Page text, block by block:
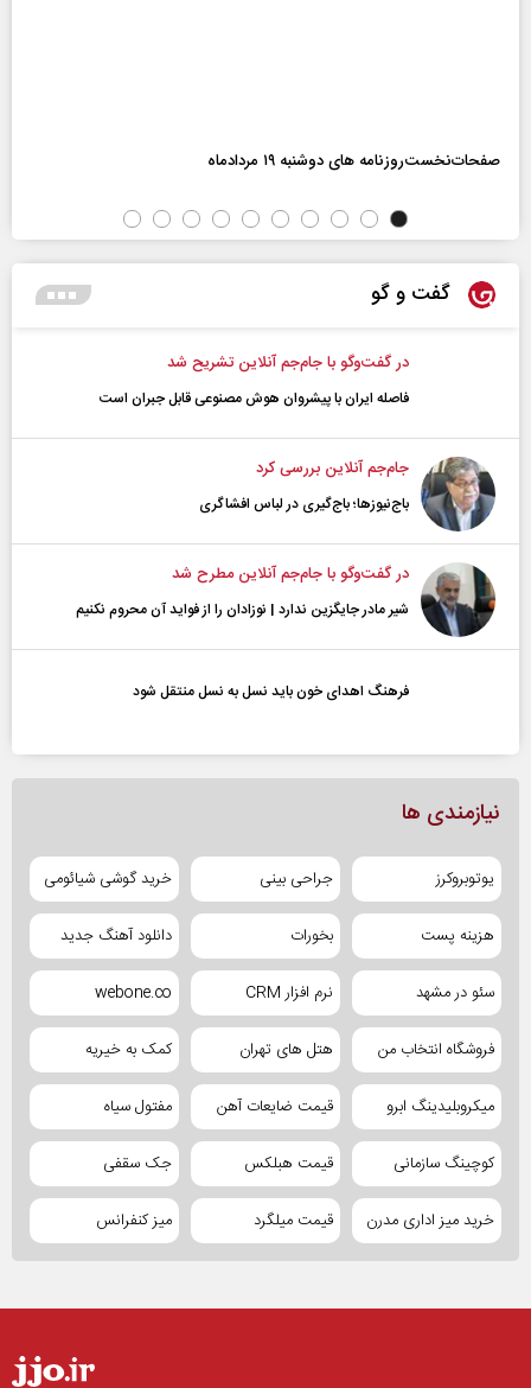
صفحات‌نخست‌روزنامه ها‌ی دوشنبه ۱۹ مردادماه
گفت و گو
در گفت‌و‌گو با جام‌جم آنلاین تشریح شد
فاصله ایران با پیشرو‌ان هوش مصنوعی قابل جبران است
جام‌جم آنلاین بررسی کرد
باج‌نیوزها؛ باج‌گیری در لباس افشاگری
در گفت‌و‌گو با جام‌جم آنلاین مطرح شد
شیر مادر جایگزین ندارد | نوزادان را از فواید آن محروم نکنیم
فرهنگ اهدای خون باید نسل به نسل منتقل شود
نیازمندی ها
یوتوبروکرز جراحی بینی خرید گوشی شیائومی
هزینه پست بخورات دانلود آهنگ جدید
سئو در مشهد نرم افزار CRM webone.co
فروشگاه انتخاب من هتل های تهران کمک به خیریه
میکروبلیدینگ ابرو قیمت ضایعات آهن مفتول سیاه
کوچینگ سازمانی قیمت هبلکس جک سقفی
خرید میز اداری مدرن قیمت میلگرد میز کنفرانس